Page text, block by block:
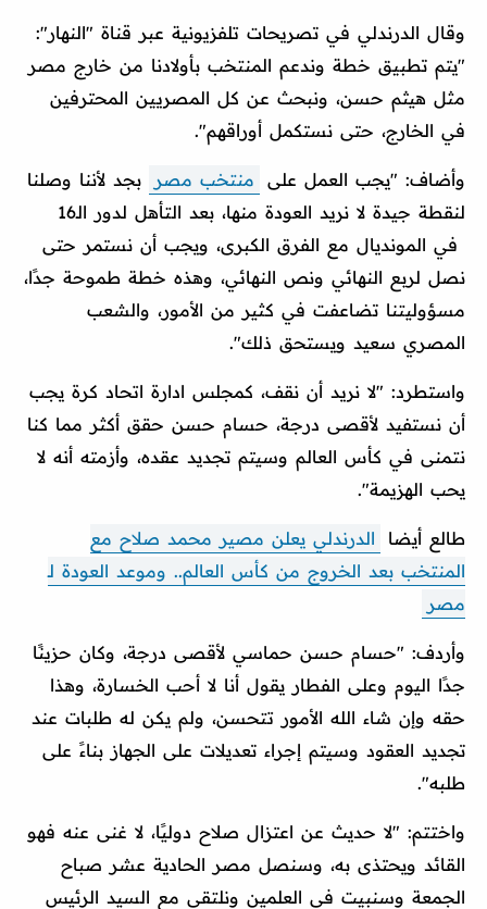
وقال الدرندلي في تصريحات تلفزيونية عبر قناة "النهار":
"يتم تطبيق خطة وندعم المنتخب بأولادنا من خارج مصر
مثل هيثم حسن، ونبحث عن كل المصريين المحترفين
في الخارج، حتى نستكمل أوراقهم".
وأضاف: "يجب العمل على منتخب مصر
بجد لأننا وصلنا
لنقطة جيدة لا نريد العودة منها، بعد التأهل لدور الـ16
في المونديال مع الفرق الكبرى، ويجب أن نستمر حتى
نصل لربع النهائي ونص النهائي، وهذه خطة طموحة جدًا،
مسؤوليتنا تضاعفت في كثير من الأمور، والشعب
المصري سعيد ويستحق ذلك".
واستطرد: "لا نريد أن نقف، كمجلس ادارة اتحاد كرة يجب
أن نستفيد لأقصى درجة، حسام حسن حقق أكثر مما كنا
نتمنى في كأس العالم وسيتم تجديد عقده، وأزمته أنه لا
يحب الهزيمة".
طالع أيضا
الدرندلي يعلن مصير محمد صلاح مع
المنتخب بعد الخروج من كأس العالم.. وموعد العودة لـ
مصر
وأردف: "حسام حسن حماسي لأقصى درجة، وكان حزينًا
جدًا اليوم وعلى الفطار يقول أنا لا أحب الخسارة، وهذا
حقه وإن شاء الله الأمور تتحسن، ولم يكن له طلبات عند
تجديد العقود وسيتم إجراء تعديلات على الجهاز بناءً على
طلبه".
واختتم: "لا حديث عن اعتزال صلاح دوليًا، لا غنى عنه فهو
القائد ويحتذى به، وسنصل مصر الحادية عشر صباح
الجمعة وسنبيت في العلمين ونلتقي مع السيد الرئيس